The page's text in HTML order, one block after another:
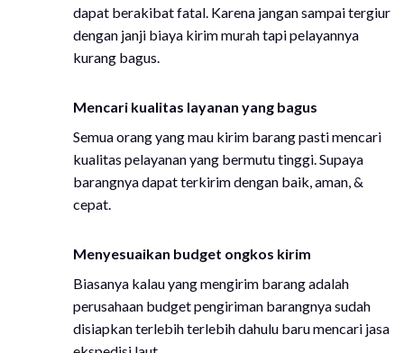
dapat berakibat fatal. Karena jangan sampai tergiur
dengan janji biaya kirim murah tapi pelayannya
kurang bagus.
Mencari kualitas layanan yang bagus
Semua orang yang mau kirim barang pasti mencari
kualitas pelayanan yang bermutu tinggi. Supaya
barangnya dapat terkirim dengan baik, aman, &
cepat.
Menyesuaikan budget ongkos kirim
Biasanya kalau yang mengirim barang adalah
perusahaan budget pengiriman barangnya sudah
disiapkan terlebih terlebih dahulu baru mencari jasa